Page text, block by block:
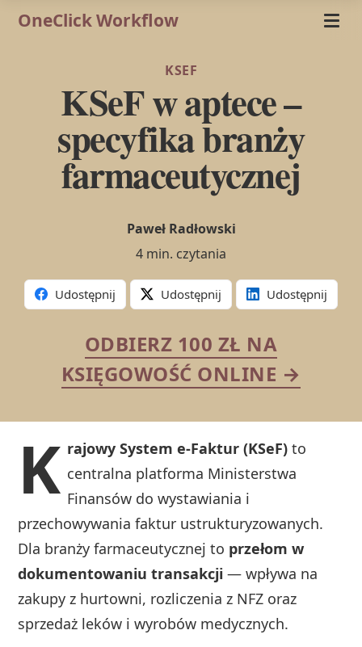
OneClick Workflow
KSEF
KSeF w aptece –
specyfika branży
farmaceutycznej
Paweł Radłowski
4 min. czytania
Udostępnij Udostępnij Udostępnij
ODBIERZ 100 ZŁ NA
KSIĘGOWOŚĆ ONLINE →
K rajowy System e-Faktur (KSeF) to
centralna platforma Ministerstwa
Finansów do wystawiania i
przechowywania faktur ustrukturyzowanych.
Dla branży farmaceutycznej to przełom w
dokumentowaniu transakcji — wpływa na
zakupy z hurtowni, rozliczenia z NFZ oraz
sprzedaż leków i wyrobów medycznych.